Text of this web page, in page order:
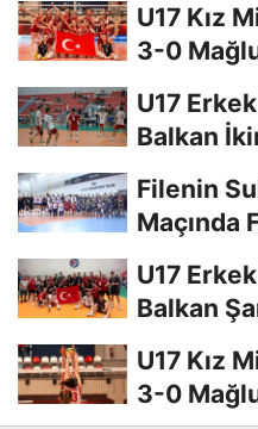
U17 Kız
3-0
U17
Balkan
Filenin
Maçında
U17
Balkan
U17 Kız
3-0